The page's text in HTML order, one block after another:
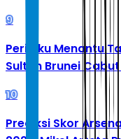
9
Perilaku Menantu
Sultan Brunei
10
Prediksi Skor